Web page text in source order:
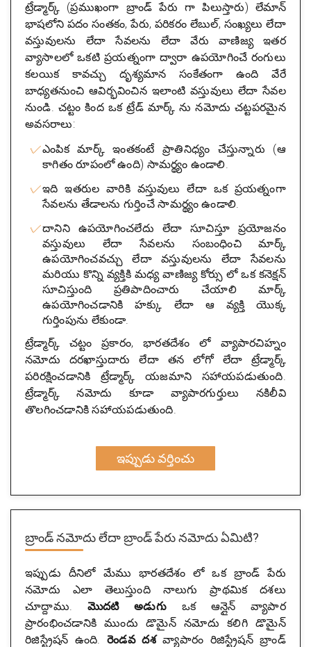
ట్రేడ్మార్క్ (ప్రముఖంగా బ్రాండ్ పేరు గా పిలుస్తారు) లేమాన్
భాషలోని పదం సంతకం, పేరు, పరికరం లేబుల్, సంఖ్యలు లేదా
వస్తువులను లేదా సేవలను లేదా వేరు వాణిజ్య ఇతర
వ్యాసాలలో ఒకటి ప్రయత్నంగా ద్వారా ఉపయోగించే రంగులు
కలయిక కావచ్చు దృశ్యమాన సంకేతంగా ఉంది వేరే
బాధ్యతనుంచి ఆవిర్భవించిన ఇలాంటి వస్తువులు లేదా సేవల
నుండి. చట్టం కింద ఒక ట్రేడ్ మార్క్ ను నమోదు చట్టపరమైన
అవసరాలు:
ఎంపిక మార్క్ ఇంతకంటే ప్రాతినిధ్యం చేస్తున్నారు (ఆ
కాగితం రూపంలో ఉంది) సామర్థ్యం ఉండాలి.
ఇది ఇతరుల వారికి వస్తువులు లేదా ఒక ప్రయత్నంగా
సేవలను తేడాలను గుర్తించే సామర్థ్యం ఉండాలి.
దానిని ఉపయోగించలేదు లేదా సూచిస్తూ ప్రయోజనం
వస్తువులు లేదా సేవలను సంబంధించి మార్క్
ఉపయోగించవచ్చు లేదా వస్తువులను లేదా సేవలను
మరియు కొన్ని వ్యక్తికి మధ్య వాణిజ్య కోర్సు లో ఒక కనెక్షన్
సూచిస్తుంది ప్రతిపాదించారు చేయాలి మార్క్
ఉపయోగించడానికి హక్కు లేదా ఆ వ్యక్తి యొక్క
గుర్తింపును లేకుండా.
ట్రేడ్మార్క్ చట్టం ప్రకారం, భారతదేశం లో వ్యాపారచిహ్నం
నమోదు దరఖాస్తుదారు లేదా తన లోగో లేదా ట్రేడ్మార్క్
పరిరక్షించడానికి ట్రేడ్మార్క్ యజమాని సహాయపడుతుంది.
ట్రేడ్మార్క్ నమోదు కూడా వ్యాపారగుర్తులు నకిలీవి
తొలగించడానికి సహాయపడుతుంది.
ఇప్పుడు వర్తించు
బ్రాండ్ నమోదు లేదా బ్రాండ్ పేరు నమోదు ఏమిటి?
ఇప్పుడు దీనిలో మేము భారతదేశం లో ఒక బ్రాండ్ పేరు
నమోదు ఎలా తెలుస్తుంది నాలుగు ప్రాథమిక దశలు
చూద్దాము. మొదటి అడుగు ఒక ఆన్లైన్ వ్యాపార
ప్రారంభించడానికి ముందు డొమైన్ నమోదు కలిగి డొమైన్
రిజిస్ట్రేషన్ ఉంది.రెండవ దశవ్యాపారం రిజిస్ట్రేషన్ బ్రాండ్